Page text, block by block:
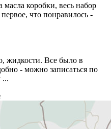
коробки, весь набор
что понравилось -
жидкости. Все было в
- можно записаться по
...